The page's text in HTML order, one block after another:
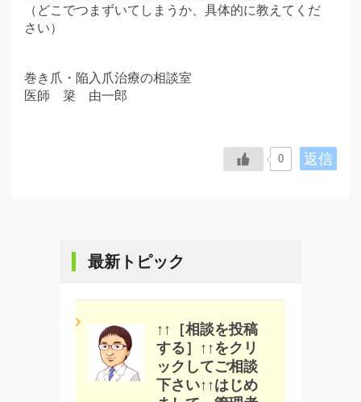
（どこでつまずいてしまうか、具体的に教えてくだ
さい）
巻き爪・陥入爪治療の相談室
医師 簗 由一郎
返信
0
最新トピック
↑↑［相談を投稿
する］↑↑をクリ
ックしてご相談
下さい↑↑はじめ